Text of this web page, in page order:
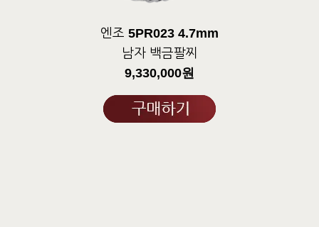
엔조 5PR023 4.7mm
남자 백금팔찌
9,330,000원